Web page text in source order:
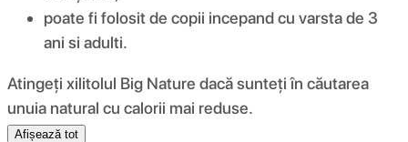
poate fi folosit de copii incepand cu varsta de 3
ani si adulti.
Atingeți xilitolul Big Nature dacă sunteți în căutarea
unuia natural cu calorii mai reduse.
Afișează tot